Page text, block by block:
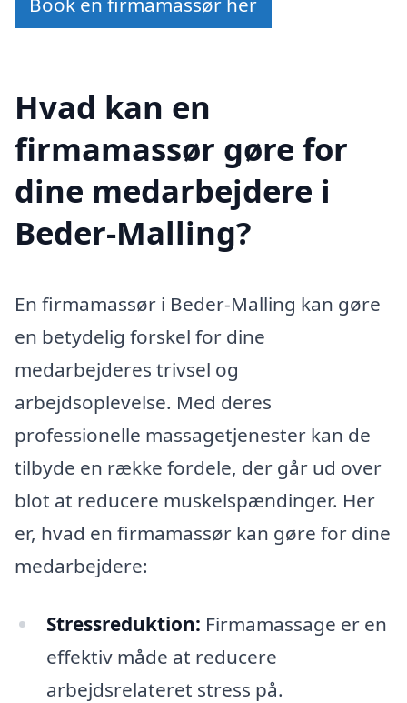
Hvad kan en
firmamassør gøre for
dine medarbejdere i
Beder-Malling?
En firmamassør i Beder-Malling kan gøre
en betydelig forskel for dine
medarbejderes trivsel og
arbejdsoplevelse. Med deres
professionelle massagetjenester kan de
tilbyde en række fordele, der går ud over
blot at reducere muskelspændinger. Her
er, hvad en firmamassør kan gøre for dine
medarbejdere:
Stressreduktion: Firmamassage er en
effektiv måde at reducere
arbejdsrelateret stress på.